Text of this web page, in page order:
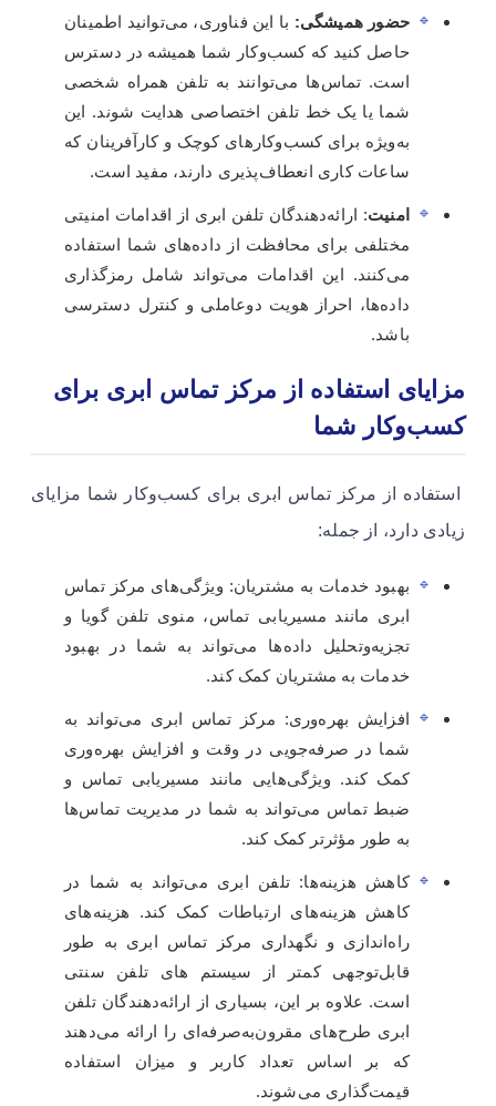
حضور همیشگی:با این فناوری، می‌توانید اطمینان
حاصل کنید که کسب‌وکار شما همیشه در دسترس
است. تماس‌ها می‌توانند به تلفن همراه شخصی
شما یا یک خط تلفن اختصاصی هدایت شوند. این
به‌ویژه برای کسب‌وکارهای کوچک و کارآفرینان که
ساعات کاری انعطاف‌پذیری دارند، مفید است.
امنیت: ارائه‌دهندگان تلفن ابری از اقدامات امنیتی
مختلفی برای محافظت از داده‌های شما استفاده
می‌کنند. این اقدامات می‌تواند شامل رمزگذاری
داده‌ها، احراز هویت دوعاملی و کنترل دسترسی
باشد.
مزایای استفاده از مرکز تماس ابری برای
کسب‌وکار شما
استفاده از مرکز تماس ابری برای کسب‌وکار شما مزایای
زیادی دارد، از جمله:
بهبود خدمات به مشتریان: ویژگی‌های مرکز تماس
ابری مانند مسیریابی تماس، منوی تلفن گویا و
تجزیه‌وتحلیل داده‌ها می‌تواند به شما در بهبود
خدمات به مشتریان کمک کند.
افزایش بهره‌وری: مرکز تماس ابری می‌تواند به
شما در صرفه‌جویی در وقت و افزایش بهره‌وری
کمک کند. ویژگی‌هایی مانند مسیریابی تماس و
ضبط تماس می‌تواند به شما در مدیریت تماس‌ها
به طور مؤثرتر کمک کند.
کاهش هزینه‌ها: تلفن ابری می‌تواند به شما در
کاهش هزینه‌های ارتباطات کمک کند. هزینه‌های
راه‌اندازی و نگهداری مرکز تماس ابری به طور
قابل‌توجهی کمتر از سیستم های تلفن سنتی
است. علاوه بر این، بسیاری از ارائه‌دهندگان تلفن
ابری طرح‌های مقرون‌به‌صرفه‌ای را ارائه می‌دهند
که بر اساس تعداد کاربر و میزان استفاده
قیمت‌گذاری می‌شوند.